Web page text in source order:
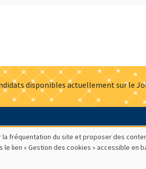
disponibles actuellement sur le
Presse Mentions légales
fréquentation du site et proposer des
lien « Gestion des cookies » accessible en